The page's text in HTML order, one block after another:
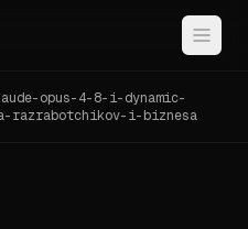
opus-4-8-i-dynamic-
razrabotchikov-i-biznesa